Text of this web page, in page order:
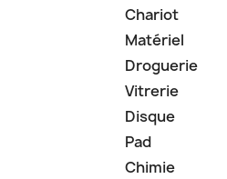
Chariot
Matériel
Droguerie
Vitrerie
Disque
Pad
Chimie